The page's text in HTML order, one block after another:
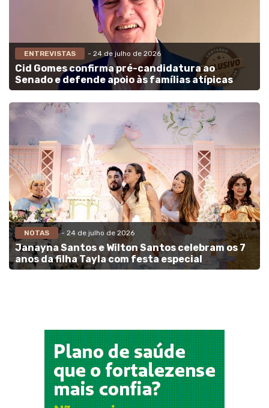
ENTREVISTAS - 24 de julho de 2026
Cid Gomes confirma pré-candidatura ao
Senado e defende apoio às famílias atípicas
NOTAS - 24 de julho de 2026
Janayna Santos e Wilton Santos celebram os 7
anos da filha Tayla com festa especial